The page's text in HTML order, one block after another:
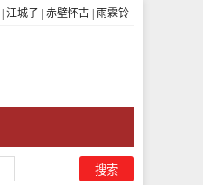
江城子 赤壁怀古 雨霖铃